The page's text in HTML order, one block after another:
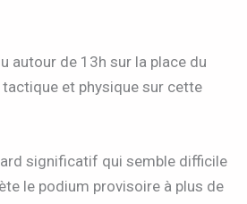
autour de 13h sur la place du
et physique sur cette
significatif qui semble difficile
le podium provisoire à plus de